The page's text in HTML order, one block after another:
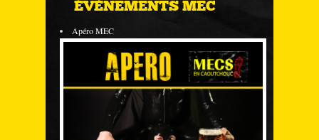
ÉVÈNEMENTS MEC
Apéro MEC